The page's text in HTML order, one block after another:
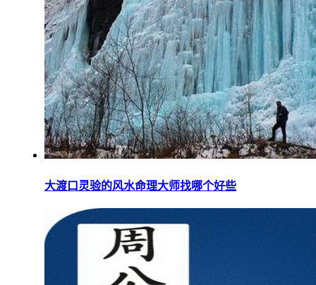
大渡口灵验的风水命理大师找哪个好些